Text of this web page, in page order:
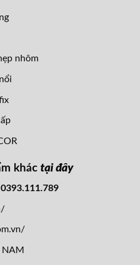
nhôm
khác tại đây
NAM